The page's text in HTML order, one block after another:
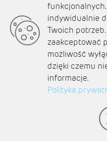
Media
O nas
Kontakt
Polityka prywatności
indywidualnie
Twoich potrzeb.
zaakceptować
możliwość
dzięki czemu
informacje.
Polityka